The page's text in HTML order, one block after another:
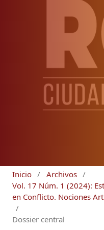
Inicio / Archivos /
Vol. 17 Núm. 1 (2024):
en Conflicto. Nociones
/
Dossier central